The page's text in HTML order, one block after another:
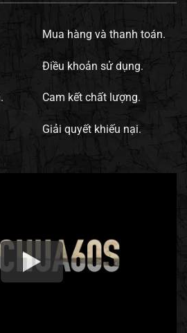
Mua hàng và thanh toán.
Điều khoản sử dụng.
Cam kết chất lượng.
Giải quyết khiếu nại.